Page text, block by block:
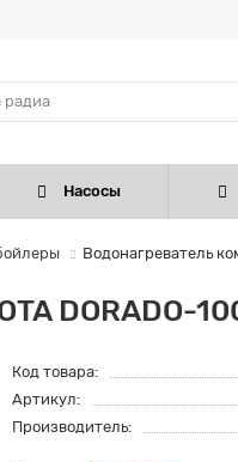
Насосы
Водонагреватель
DORADO-
Код товара:
Артикул:
Производитель: